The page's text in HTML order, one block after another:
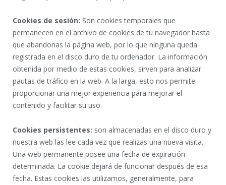
Cookies de sesión: Son cookies temporales que
permanecen en el archivo de cookies de tu navegador hasta
que abandonas la página web, por lo que ninguna queda
registrada en el disco duro de tu ordenador. La información
obtenida por medio de estas cookies, sirven para analizar
pautas de tráfico en la web. A la larga, esto nos permite
proporcionar una mejor experiencia para mejorar el
contenido y facilitar su uso.
Cookies persistentes: son almacenadas en el disco duro y
nuestra web las lee cada vez que realizas una nueva visita.
Una web permanente posee una fecha de expiración
determinada. La cookie dejará de funcionar después de esa
fecha. Estas cookies las utilizamos, generalmente, para